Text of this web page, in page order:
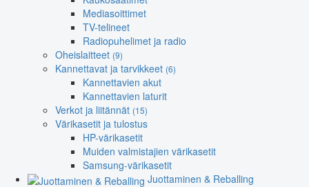
Mediasoittimet
TV-telineet
Radiopuhelimet ja radio
Oheislaitteet (9)
Kannettavat ja tarvikkeet (6)
Kannettavien akut
Kannettavien laturit
Verkot ja liitännät (15)
Värikasetit ja tulostus
HP-värikasetit
Muiden valmistajien värikasetit
Samsung-värikasetit
Juottaminen & Reballing